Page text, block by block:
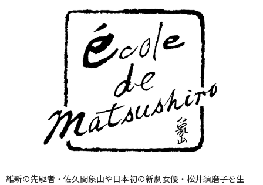
維新の先駆者・佐久間象山や日本初の新劇女優・松井須磨子を生